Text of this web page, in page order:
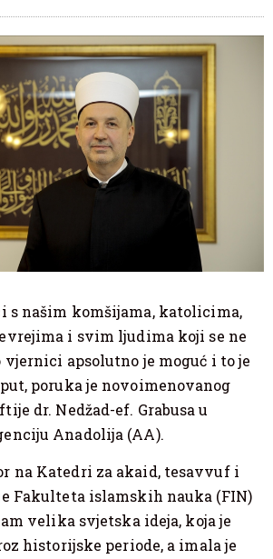
s našim komšijama, katolicima,
i svim ljudima koji se ne
vjernici apsolutno je moguć i to je
poruka je novoimenovanog
dr. Nedžad-ef. Grabusa u
Anadolija (AA).
na Katedri za akaid, tesavvuf i
Fakulteta islamskih nauka (FIN)
velika svjetska ideja, koja je
historijske periode, a imala je